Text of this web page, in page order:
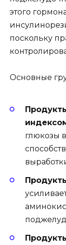
этого
поскольку
Основные
глюкозы